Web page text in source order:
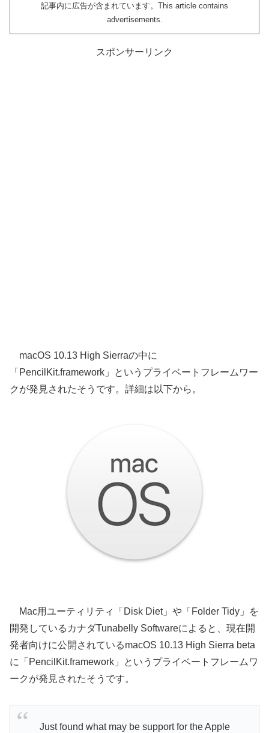
記事内に広告が含まれています。This article contains
advertisements.
スポンサーリンク
macOS 10.13 High Sierraの中に
「PencilKit.framework」というプライベートフレームワー
クが発見されたそうです。詳細は以下から。
Mac用ユーティリティ「Disk Diet」や「Folder Tidy」を
開発しているカナダTunabelly Softwareによると、現在開
発者向けに公開されているmacOS 10.13 High Sierra beta
に「PencilKit.framework」というプライベートフレームワ
ークが発見されたそうです。
Just found what may be support for the Apple